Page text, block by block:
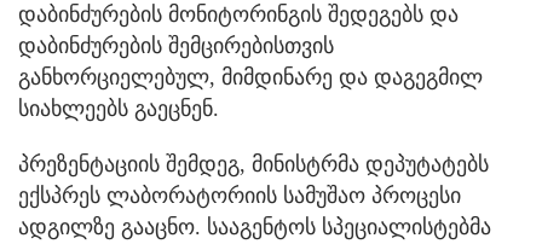
დაბინძურების მონიტორინგის შედეგებს და
დაბინძურების შემცირებისთვის
განხორციელებულ, მიმდინარე და დაგეგმილ
სიახლეებს გაეცნენ.
პრეზენტაციის შემდეგ, მინისტრმა დეპუტატებს
ექსპრეს ლაბორატორიის სამუშაო პროცესი
ადგილზე გააცნო. სააგენტოს სპეციალისტებმა